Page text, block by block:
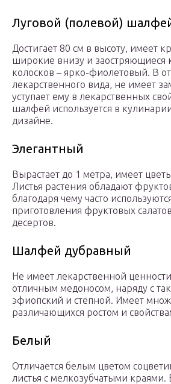
Луговой (полевой)
Достигает 80 см в высоту, имеет
широкие внизу и заостряющиеся
колосков – ярко-фиолетовый. В
лекарственного вида, не имеет
уступает ему в лекарственных
шалфей используется в
дизайне.
Элегантный
Вырастает до 1 метра, имеет
Листья растения обладают
благодаря чему часто
приготовления фруктовых
десертов.
Шалфей дубравный
Не имеет лекарственной
отличным медоносом, наряду с
эфиопский и степной. Имеет
различающихся ростом и
Белый
Отличается белым цветом
листья с мелкозубчатыми